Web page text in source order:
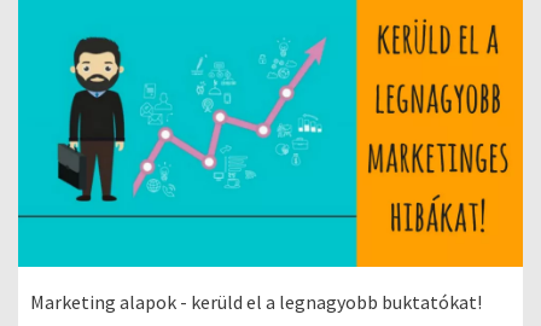
Marketing alapok - kerüld el a legnagyobb buktatókat!